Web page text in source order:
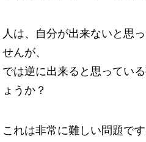
人は、自分が出来ないと思
せんが、
では逆に出来ると思ってい
ょうか？
これは非常に難しい問題です